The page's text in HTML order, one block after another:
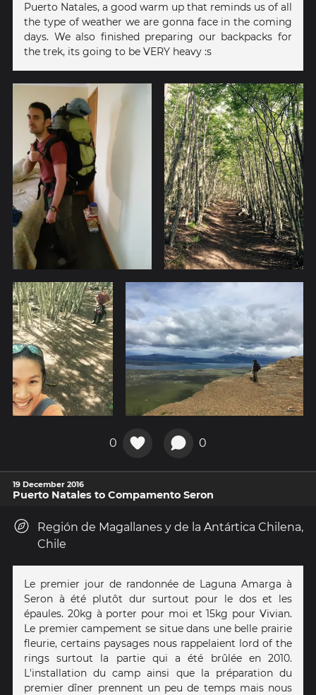
Puerto Natales, a good warm up that reminds us of all
the type of weather we are gonna face in the coming
days. We also finished preparing our backpacks for
the trek, its going to be VERY heavy :s
0 0
19 December 2016
Puerto Natales to Compamento Seron
Región de Magallanes y de la Antártica Chilena,
Chile
Le premier jour de randonnée de Laguna Amarga à
Seron à été plutôt dur surtout pour le dos et les
épaules. 20kg à porter pour moi et 15kg pour Vivian.
Le premier campement se situe dans une belle prairie
fleurie, certains paysages nous rappelaient lord of the
rings surtout la partie qui a été brûlée en 2010.
L'installation du camp ainsi que la préparation du
premier dîner prennent un peu de temps mais nous